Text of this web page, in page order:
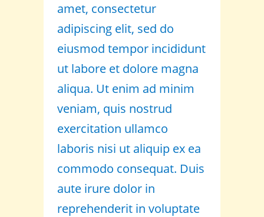
amet, consectetur
adipiscing elit, sed do
eiusmod tempor incididunt
ut labore et dolore magna
aliqua. Ut enim ad minim
veniam, quis nostrud
exercitation ullamco
laboris nisi ut aliquip ex ea
commodo consequat. Duis
aute irure dolor in
reprehenderit in voluptate